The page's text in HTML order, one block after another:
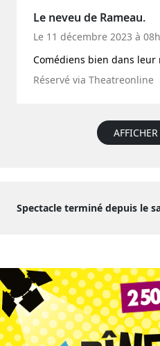
Le neveu de Rameau.
Le 11 décembre 2023 à
Comédiens bien dans leur
Réservé via Theatreonline
AFFICHER
Spectacle terminé depuis le